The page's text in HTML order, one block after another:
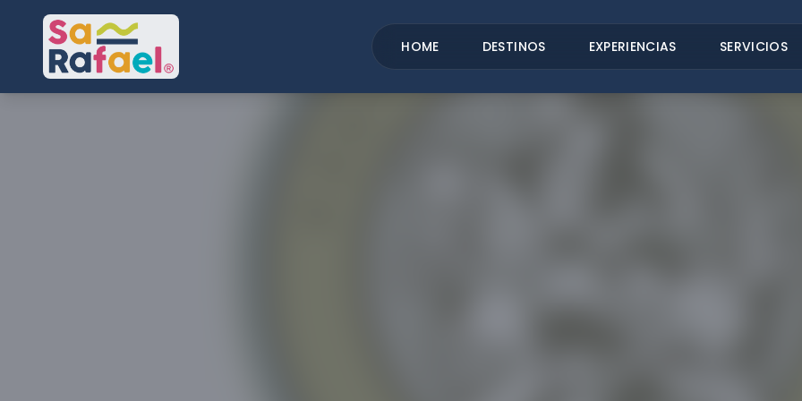
HOME DESTINOS EXPERIENCIAS SERVICIOS